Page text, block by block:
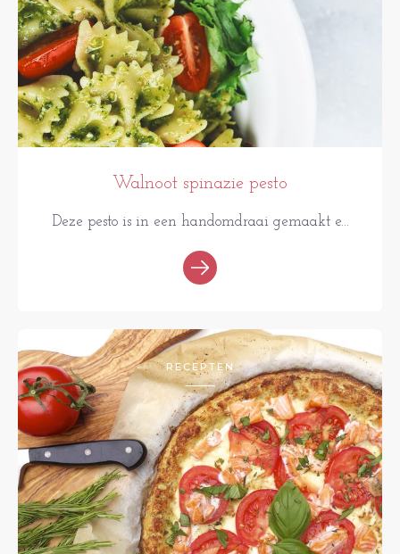
Walnoot spinazie pesto
Deze pesto is in een handomdraai gemaakt e...
RECEPTEN